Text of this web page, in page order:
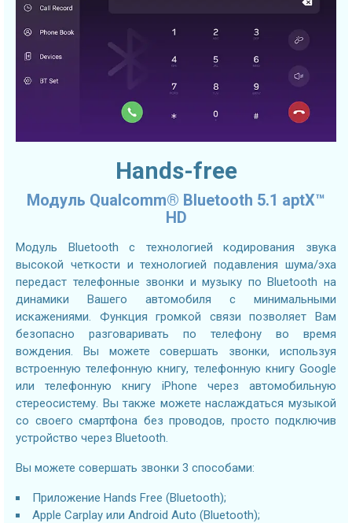
Hands-free
Модуль Qualcomm® Bluetooth 5.1 aptX™
HD
Модуль Bluetooth с технологией кодирования звука
высокой четкости и технологией подавления шума/эха
передаст телефонные звонки и музыку по Bluetooth на
динамики Вашего автомобиля с минимальными
искажениями. Функция громкой связи позволяет Вам
безопасно разговаривать по телефону во время
вождения. Вы можете совершать звонки, используя
встроенную телефонную книгу, телефонную книгу Google
или телефонную книгу iPhone через автомобильную
стереосистему. Вы также можете наслаждаться музыкой
со своего смартфона без проводов, просто подключив
устройство через Bluetooth.
Вы можете совершать звонки 3 способами:
Приложение Hands Free (Bluetooth);
Apple Carplay или Android Auto (Bluetooth);